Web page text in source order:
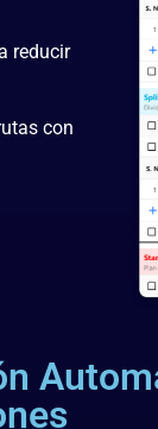
reducir
con